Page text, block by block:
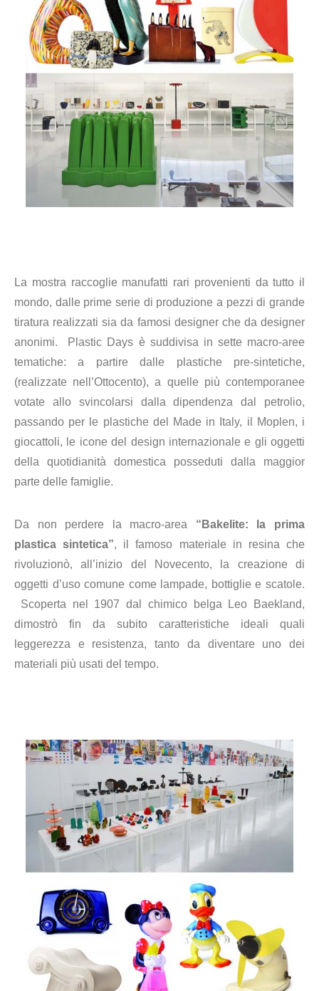
La mostra raccoglie manufatti rari provenienti da tutto il
mondo, dalle prime serie di produzione a pezzi di grande
tiratura realizzati sia da famosi designer che da designer
anonimi. Plastic Days è suddivisa in sette macro-aree
tematiche: a partire dalle plastiche pre-sintetiche,
(realizzate nell’Ottocento), a quelle più contemporanee
votate allo svincolarsi dalla dipendenza dal petrolio,
passando per le plastiche del Made in Italy, il Moplen, i
giocattoli, le icone del design internazionale e gli oggetti
della quotidianità domestica posseduti dalla maggior
parte delle famiglie.
Da non perdere la macro-area “Bakelite: la prima
plastica sintetica”, il famoso materiale in resina che
rivoluzionò, all’inizio del Novecento, la creazione di
oggetti d’uso comune come lampade, bottiglie e scatole.
Scoperta nel 1907 dal chimico belga Leo Baekland,
dimostrò fin da subito caratteristiche ideali quali
leggerezza e resistenza, tanto da diventare uno dei
materiali più usati del tempo.